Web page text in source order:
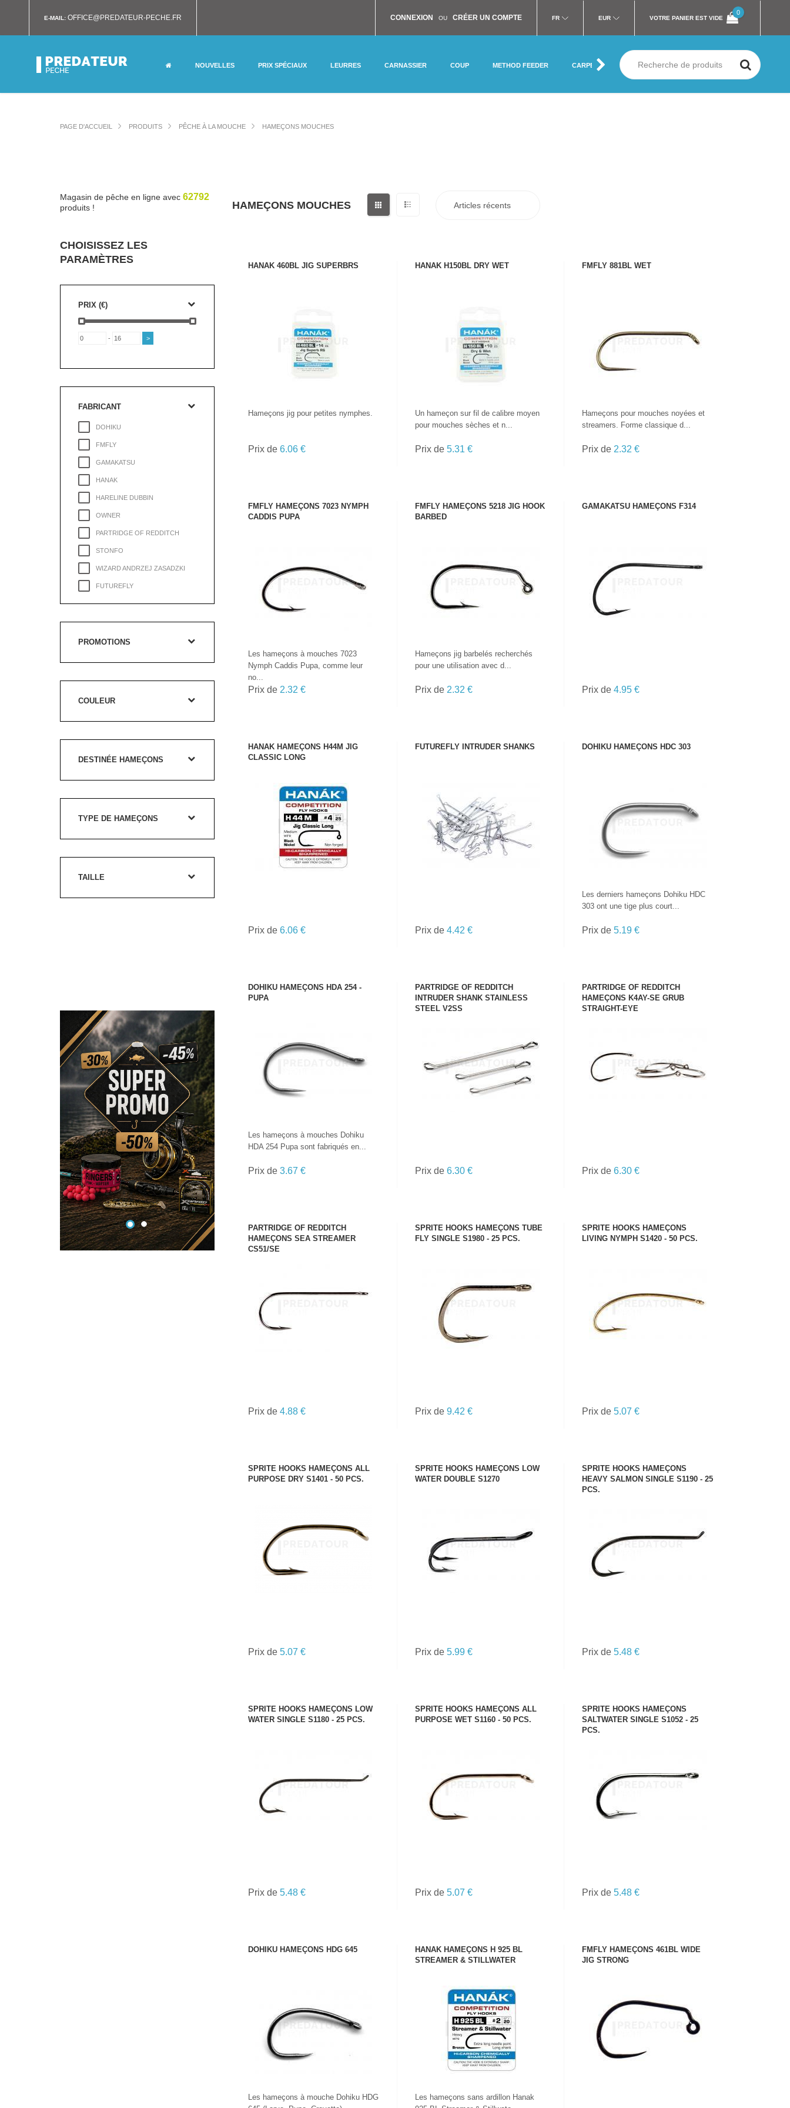
E-MAIL: OFFICE@PREDATEUR-PECHE.FR CONNEXION OU CRÉER UN COMPTE FR EUR VOTRE PANIER EST VIDE
0
NOUVELLES PRIX SPÉCIAUX LEURRES CARNASSIER COUP METHOD FEEDER CARPE MER SILURE MOUCHE
PAGE D'ACCUEIL PRODUITS PÊCHE À LA MOUCHE HAMEÇONS MOUCHES
HAMEÇONS MOUCHES
HANAK 460BL JIG SUPERBRS
VOIR LE PRODUIT
Hameçons jig pour petites nymphes.
Prix de 6.06 €
HANAK H150BL DRY WET
VOIR LE PRODUIT
Un hameçon sur fil de calibre moyen
pour mouches sèches et n...
Prix de 5.31 €
FMFLY 881BL WET
Hameçons pour mouches noyées et
streamers. Forme classique d...
Prix de 2.32 €
FMFLY HAMEÇONS 7023 NYMPH
CADDIS PUPA
VOIR LE PRODUIT
Les hameçons à mouches 7023
Nymph Caddis Pupa, comme leur
no...
Prix de 2.32 €
FMFLY HAMEÇONS 5218 JIG HOOK
BARBED
VOIR LE PRODUIT
Hameçons jig barbelés recherchés
pour une utilisation avec d...
Prix de 2.32 €
GAMAKATSU HAMEÇONS F314
VOIR LE PRODUIT
Prix de4.95 €
HANAK HAMEÇONS H44M JIG
CLASSIC LONG
VOIR LE PRODUIT
Prix de 6.06 €
FUTUREFLY INTRUDER SHANKS
VOIR LE PRODUIT
Prix de 4.42 €
DOHIKU HAMEÇONS HDC 303
VOIR LE PRODUIT
Les derniers hameçons Dohiku HDC
303 ont une tige plus court...
Prix de5.19 €
DOHIKU HAMEÇONS HDA 254 -
PUPA
VOIR LE PRODUIT
Les hameçons à mouches Dohiku
HDA 254 Pupa sont fabriqués en...
Prix de 3.67 €
PARTRIDGE OF REDDITCH
INTRUDER SHANK STAINLESS
STEEL V2SS
VOIR LE PRODUIT
Prix de 6.30 €
PARTRIDGE OF REDDITCH
HAMEÇONS K4AY-SE GRUB
STRAIGHT-EYE
Prix de6.30 €
PARTRIDGE OF REDDITCH
HAMEÇONS SEA STREAMER
CS51/SE
Prix de 4.88 €
SPRITE HOOKS HAMEÇONS TUBE
FLY SINGLE S1980 - 25 PCS.
VOIR LE PRODUIT
Prix de 9.42 €
SPRITE HOOKS HAMEÇONS
LIVING NYMPH S1420 - 50 PCS.
Prix de5.07 €
SPRITE HOOKS HAMEÇONS ALL
PURPOSE DRY S1401 - 50 PCS.
VOIR LE PRODUIT
Prix de 5.07 €
SPRITE HOOKS HAMEÇONS LOW
WATER DOUBLE S1270
Prix de 5.99 €
SPRITE HOOKS HAMEÇONS
HEAVY SALMON SINGLE S1190 - 25
PCS.
Prix de5.48 €
SPRITE HOOKS HAMEÇONS LOW
WATER SINGLE S1180 - 25 PCS.
Prix de 5.48 €
SPRITE HOOKS HAMEÇONS ALL
PURPOSE WET S1160 - 50 PCS.
Prix de 5.07 €
SPRITE HOOKS HAMEÇONS
SALTWATER SINGLE S1052 - 25
PCS.
Prix de5.48 €
DOHIKU HAMEÇONS HDG 645
VOIR LE PRODUIT
Les hameçons à mouche Dohiku HDG
HANAK HAMEÇONS H 925 BL
STREAMER & STILLWATER
VOIR LE PRODUIT
Les hameçons sans ardillon Hanak
FMFLY HAMEÇONS 461BL WIDE
JIG STRONG
VOIR LE PRODUIT
Magasin de pêche en ligne avec 62792
produits !
CHOISISSEZ LES
PARAMÈTRES
PRIX (€)
-
FABRICANT
DOHIKU
FMFLY
GAMAKATSU
HANAK
HARELINE DUBBIN
OWNER
PARTRIDGE OF REDDITCH
STONFO
WIZARD ANDRZEJ ZASADZKI
FUTUREFLY
SPRITE HOOKS
PROMOTIONS
COULEUR
DESTINÉE HAMEÇONS
TYPE DE HAMEÇONS
TAILLE